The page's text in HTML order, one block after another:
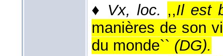
♦ Vx, loc. ,,Il est
manières de son
du monde`` (DG).